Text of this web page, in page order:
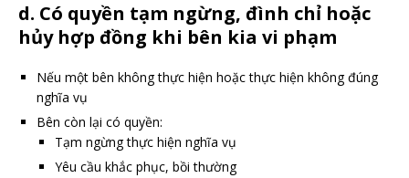
d. Có quyền tạm ngừng, đình chỉ hoặc
hủy hợp đồng khi bên kia vi phạm
Nếu một bên không thực hiện hoặc thực hiện không đúng
nghĩa vụ
Bên còn lại có quyền:
Tạm ngừng thực hiện nghĩa vụ
Yêu cầu khắc phục, bồi thường